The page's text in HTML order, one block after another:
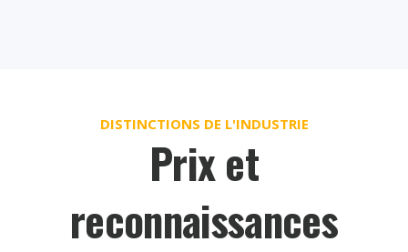
DISTINCTIONS DE L'INDUSTRIE
Prix et
reconnaissances